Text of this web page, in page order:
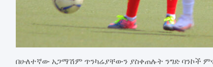
በሁለተኛው አጋማሽም ጥንካሬያቸውን ያስቀጠሉት ንግድ ባንኮች